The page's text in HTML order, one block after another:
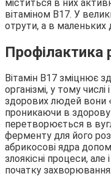
міститься в них
вітаміном В17. У
отрути, а в маленьких
Профілактика
Вітамін В17 зміцнює
організмі, у тому
здорових людей вони
проникаючи в здорову
перетворюється в
ферменту для його
абрикосові ядра
злоякісні процеси,
початку захворювання.